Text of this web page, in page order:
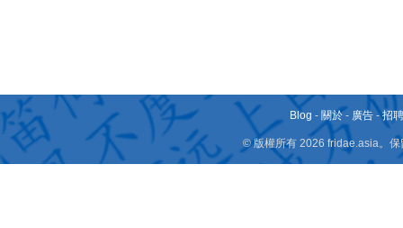
Blog - 關於 - 廣告 -招
© 版權所有 2026 fridae.asia。